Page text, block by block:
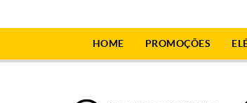
HOME PROMOÇÕES